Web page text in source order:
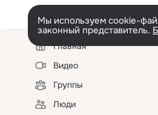
Мы используем cookie-
законный представитель.
Левая
колонкаГлавная
Видео
Группы
Люди